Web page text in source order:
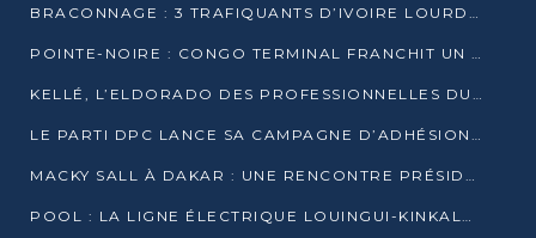
BRACONNAGE : 3 TRAFIQUANTS D’IVOIRE LOURDEMENT CONDAMNÉS À DJAMBALA
POINTE-NOIRE : CONGO TERMINAL FRANCHIT UN CAP HISTORIQUE AVEC 99 MOUVEMENTS/HEURE
KELLÉ, L’ELDORADO DES PROFESSIONNELLES DU SEXE
LE PARTI DPC LANCE SA CAMPAGNE D’ADHÉSIONS ET VEUT STRUCTURER SA PRÉSENCE DANS LES 15 DÉPARTEMENTS
MACKY SALL À DAKAR : UNE RENCONTRE PRÉSIDENTIELLE QUI DIVISE L’OPINION SÉNÉGALAISE
POOL : LA LIGNE ÉLECTRIQUE LOUINGUI-KINKALA-BOKO MISE EN SERVICE